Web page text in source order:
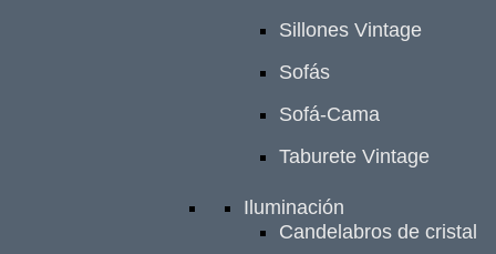
Sillones Vintage
Sofás
Sofá-Cama
Taburete Vintage
Iluminación
Candelabros de cristal